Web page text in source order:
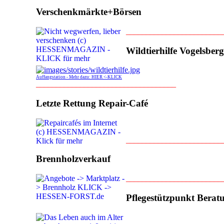
Verschenkmärkte+Börsen
Wildtierhilfe Vogelsberg
Auffangstation - Mehr dazu: HIER <-KLICK
Letzte Rettung Repair-Café
Brennholzverkauf
Pflegestützpunkt